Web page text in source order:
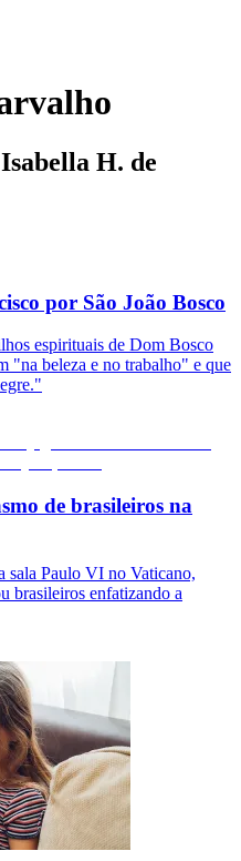
H. de
por São João Bosco
espirituais de Dom Bosco
"na beleza e no trabalho" e que
de brasileiros na
sala Paulo VI no Vaticano,
brasileiros enfatizando a